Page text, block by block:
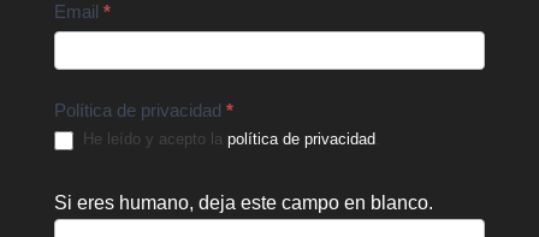
Email *
Política de privacidad *
He leído y acepto la política de privacidad.
Si eres humano, deja este campo en blanco.